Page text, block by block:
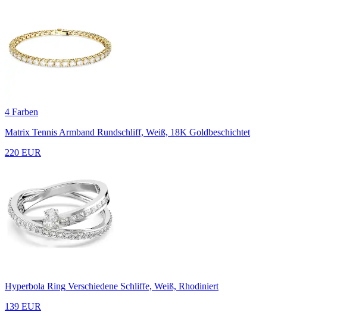
4 Farben
Matrix Tennis Armband Rundschliff, Weiß, 18K Goldbeschichtet
220 EUR
Hyperbola Ring Verschiedene Schliffe, Weiß, Rhodiniert
139 EUR